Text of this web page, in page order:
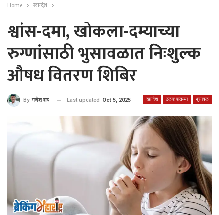
Home खान्देश
श्वांस-दमा, खोकला-दम्याच्या
रुग्णांसाठी भुसावळात निःशुल्क
औषध वितरण शिबिर
खान्देश ठळक बातम्या भुसावळ
By गणेश वाघ Last updated Oct 5, 2025